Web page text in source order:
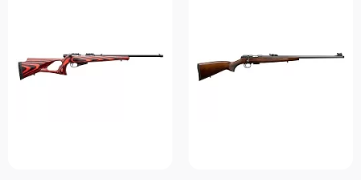
Чехлы и кейсы